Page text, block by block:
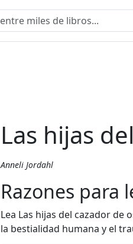
Las hijas
Anneli Jordahl
Razones para
Lea Las hijas del cazador de
la bestialidad humana y el